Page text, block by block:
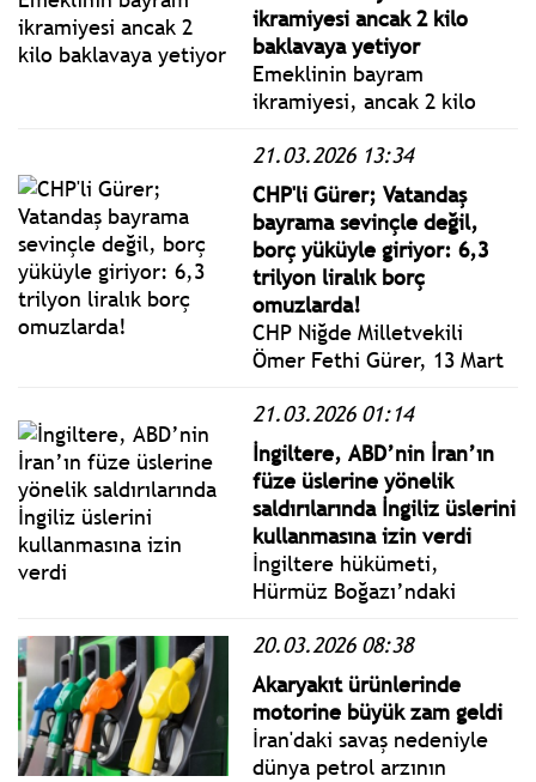
ikramiyesi ancak 2 kilo
baklavaya yetiyor
Emeklinin bayram
ikramiyesi, ancak 2 kilo
Bayramın simgesi olan bir
ürünün bu kadar sınırlı hale
gelmesi, emeklilerin
yaşadığı ekonomik
sıkışmayı açıkça ortaya
koymaktadır.
21.03.2026 13:34
CHP'li Gürer; Vatandaş
bayrama sevinçle değil,
borç yüküyle giriyor: 6,3
trilyon liralık borç
omuzlarda!
CHP Niğde Milletvekili
Ömer Fethi Gürer, 13 Mart
bankalara ve finans
sistemine olan toplam
borcunun 6 trilyon 365
milyar 285 milyon TL’ye
ulaştığını açıkladı.
21.03.2026 01:14
İngiltere, ABD’nin İran’ın
füze üslerine yönelik
saldırılarında İngiliz üslerini
kullanmasına izin verdi
İngiltere hükümeti,
Hürmüz Boğazı’ndaki
gerekçe göstererek İran’ın
füze üslerine yönelik hava
saldırıları için ABD’ye
askeri üslerini kullanma
izni verdi.
20.03.2026 08:38
Akaryakıt ürünlerinde
motorine büyük zam geldi
İran'daki savaş nedeniyle
dünya petrol arzının